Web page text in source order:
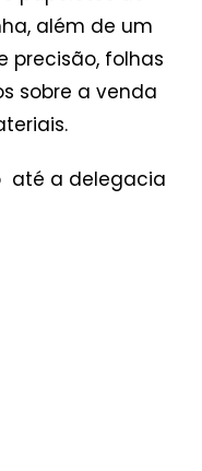
além de um
precisão, folhas
sobre a venda
até a delegacia